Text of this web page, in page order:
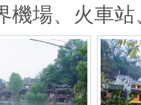
機場、火車